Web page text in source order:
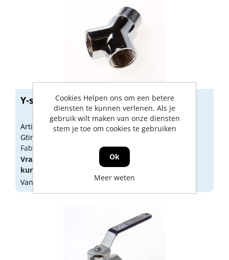
Y-stuk 1/2" chroom tbv beluchterk
Artikelnummer: 1804180
Gtin:
Fabrikant artikel nummer: 756593
Vraag een
aan oflog in
kunnen zien.
Vandaag besteld, morgen geleverd
Cookies Helpen ons om een betere
diensten te kunnen verlenen. Als je
gebruik wilt maken van onze diensten
stem je toe om cookies te gebruiken
Ok
Meer weten